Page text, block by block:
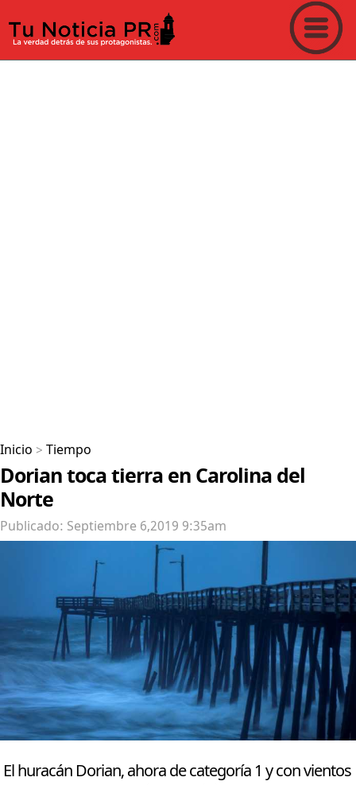
Inicio > Tiempo
Dorian toca tierra en Carolina del
Norte
Publicado: Septiembre 6,2019 9:35am
El huracán Dorian, ahora de categoría 1 y con vientos